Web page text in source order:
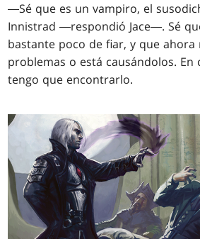
―Sé que es un vampiro, el
Innistrad ―respondió Jace―. Sé
bastante poco de fiar, y que ahora
problemas o está causándolos. En
tengo que encontrarlo.